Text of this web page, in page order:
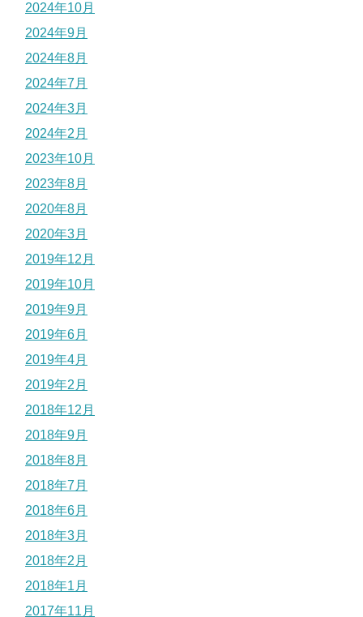
2024年10月
2024年9月
2024年8月
2024年7月
2024年3月
2024年2月
2023年10月
2023年8月
2020年8月
2020年3月
2019年12月
2019年10月
2019年9月
2019年6月
2019年4月
2019年2月
2018年12月
2018年9月
2018年8月
2018年7月
2018年6月
2018年3月
2018年2月
2018年1月
2017年11月